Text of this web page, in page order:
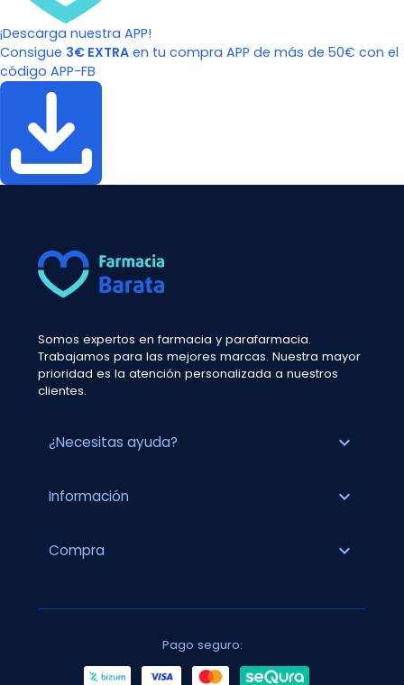
¡Descarga nuestra APP!
Consigue 3€ EXTRA en tu compra APP de más de 50€ con el
código APP-FB
Somos expertos en farmacia y parafarmacia.
Trabajamos para las mejores marcas. Nuestra mayor
prioridad es la atención personalizada a nuestros
clientes.
¿Necesitas ayuda? expand_more
Información expand_more
Compra expand_more
Pago seguro: